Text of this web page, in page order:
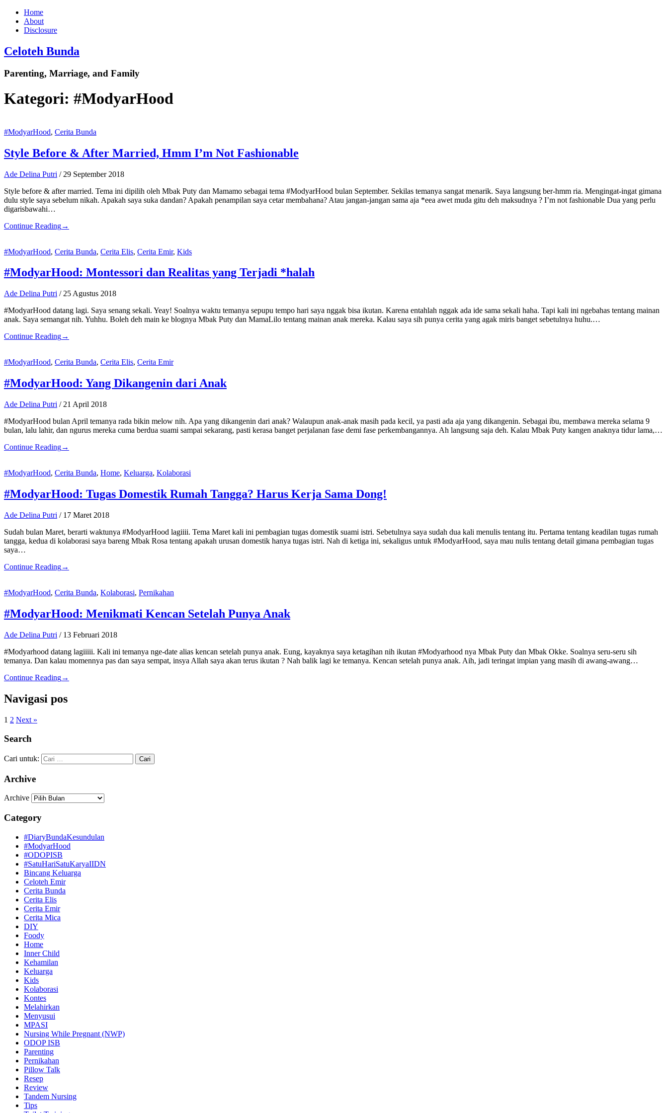
Home
About
Disclosure
Celoteh Bunda
Parenting, Marriage, and Family
Kategori: #ModyarHood
#ModyarHood, Cerita Bunda
Style Before & After Married, Hmm I’m Not Fashionable
Ade Delina Putri / 29 September 2018
Style before & after married. Tema ini dipilih oleh Mbak Puty dan Mamamo sebagai tema #ModyarHood bulan September. Sekilas temanya sangat menarik. Saya langsung ber-hmm ria. Mengingat-ingat gimana
dulu style saya sebelum nikah. Apakah saya suka dandan? Apakah penampilan saya cetar membahana? Atau jangan-jangan sama aja *eea awet muda gitu deh maksudnya ? I’m not fashionable Dua yang perlu
digarisbawahi…
Continue Reading→
#ModyarHood, Cerita Bunda, Cerita Elis, Cerita Emir, Kids
#ModyarHood: Montessori dan Realitas yang Terjadi *halah
Ade Delina Putri / 25 Agustus 2018
#ModyarHood datang lagi. Saya senang sekali. Yeay! Soalnya waktu temanya sepupu tempo hari saya nggak bisa ikutan. Karena entahlah nggak ada ide sama sekali haha. Tapi kali ini ngebahas tentang mainan
anak. Saya semangat nih. Yuhhu. Boleh deh main ke blognya Mbak Puty dan MamaLilo tentang mainan anak mereka. Kalau saya sih punya cerita yang agak miris banget sebetulnya huhu.…
Continue Reading→
#ModyarHood, Cerita Bunda, Cerita Elis, Cerita Emir
#ModyarHood: Yang Dikangenin dari Anak
Ade Delina Putri / 21 April 2018
#ModyarHood bulan April temanya rada bikin melow nih. Apa yang dikangenin dari anak? Walaupun anak-anak masih pada kecil, ya pasti ada aja yang dikangenin. Sebagai ibu, membawa mereka selama 9
bulan, lalu lahir, dan ngurus mereka cuma berdua suami sampai sekarang, pasti kerasa banget perjalanan fase demi fase perkembangannya. Ah langsung saja deh. Kalau Mbak Puty kangen anaknya tidur lama,…
Continue Reading→
#ModyarHood, Cerita Bunda, Home, Keluarga, Kolaborasi
#ModyarHood: Tugas Domestik Rumah Tangga? Harus Kerja Sama Dong!
Ade Delina Putri / 17 Maret 2018
Sudah bulan Maret, berarti waktunya #ModyarHood lagiiii. Tema Maret kali ini pembagian tugas domestik suami istri. Sebetulnya saya sudah dua kali menulis tentang itu. Pertama tentang keadilan tugas rumah
tangga, kedua di kolaborasi saya bareng Mbak Rosa tentang apakah urusan domestik hanya tugas istri. Nah di ketiga ini, sekaligus untuk #ModyarHood, saya mau nulis tentang detail gimana pembagian tugas
saya…
Continue Reading→
#ModyarHood, Cerita Bunda, Kolaborasi, Pernikahan
#ModyarHood: Menikmati Kencan Setelah Punya Anak
Ade Delina Putri / 13 Februari 2018
#Modyarhood datang lagiiiii. Kali ini temanya nge-date alias kencan setelah punya anak. Eung, kayaknya saya ketagihan nih ikutan #Modyarhood nya Mbak Puty dan Mbak Okke. Soalnya seru-seru sih
temanya. Dan kalau momennya pas dan saya sempat, insya Allah saya akan terus ikutan ? Nah balik lagi ke temanya. Kencan setelah punya anak. Aih, jadi teringat impian yang masih di awang-awang…
Continue Reading→
Navigasi pos
1 2 Next »
Search
Cari untuk:
Archive
Archive
Category
#DiaryBundaKesundulan
#ModyarHood
#ODOPISB
#SatuHariSatuKaryaIIDN
Bincang Keluarga
Celoteh Emir
Cerita Bunda
Cerita Elis
Cerita Emir
Cerita Mica
DIY
Foody
Home
Inner Child
Kehamilan
Keluarga
Kids
Kolaborasi
Kontes
Melahirkan
Menyusui
MPASI
Nursing While Pregnant (NWP)
ODOP ISB
Parenting
Pernikahan
Pillow Talk
Resep
Review
Tandem Nursing
Tips